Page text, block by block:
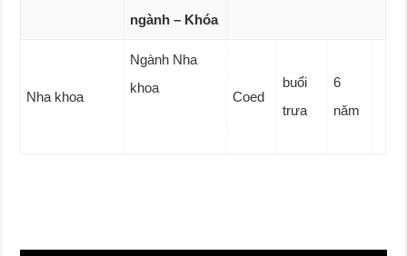
ngành – Khóa
Nha khoa
Ngành Nha
khoa
Coed
buổi
trưa
6
năm